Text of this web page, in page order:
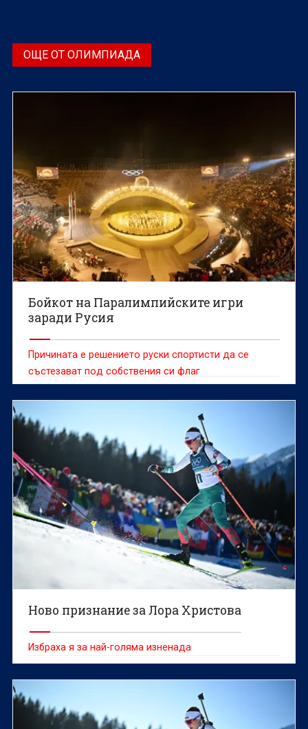
ОЩЕ ОТ ОЛИМПИАДА
Бойкот на Паралимпийските игри
заради Русия
Причината е решението руски спортисти да се
състезават под собствения си флаг
Ново признание за Лора Христова
Избраха я за най-голяма изненада